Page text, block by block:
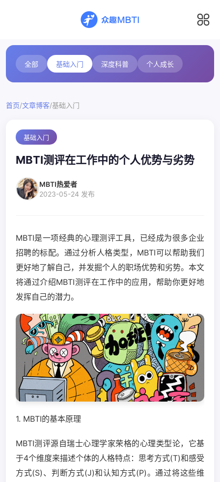
全部 基础入门 深度科普 个人成长
首页/文章博客/基础入门
基础入门
MBTI测评在工作中的个人优势与劣势
MBTI热爱者
2023-05-24 发布
MBTI是一项经典的心理测评工具，已经成为很多企业
招聘的标配。通过分析人格类型，MBTI可以帮助我们
更好地了解自己，并发掘个人的职场优势和劣势。本文
将通过介绍MBTI测评在工作中的应用，帮助你更好地
发挥自己的潜力。
1. MBTI的基本原理
MBTI测评源自瑞士心理学家荣格的心理类型论，它基
于4个维度来描述个体的人格特点：思考方式(T)和感受
方式(S)、判断方式(J)和认知方式(P)。通过将这些维